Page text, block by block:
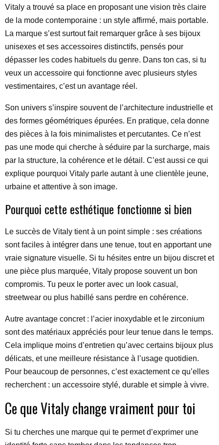
Vitaly a trouvé sa place en proposant une vision très claire
de la mode contemporaine : un style affirmé, mais portable.
La marque s’est surtout fait remarquer grâce à ses bijoux
unisexes et ses accessoires distinctifs, pensés pour
dépasser les codes habituels du genre. Dans ton cas, si tu
veux un accessoire qui fonctionne avec plusieurs styles
vestimentaires, c’est un avantage réel.
Son univers s’inspire souvent de l’architecture industrielle et
des formes géométriques épurées. En pratique, cela donne
des pièces à la fois minimalistes et percutantes. Ce n’est
pas une mode qui cherche à séduire par la surcharge, mais
par la structure, la cohérence et le détail. C’est aussi ce qui
explique pourquoi Vitaly parle autant à une clientèle jeune,
urbaine et attentive à son image.
Pourquoi cette esthétique fonctionne si bien
Le succès de Vitaly tient à un point simple : ses créations
sont faciles à intégrer dans une tenue, tout en apportant une
vraie signature visuelle. Si tu hésites entre un bijou discret et
une pièce plus marquée, Vitaly propose souvent un bon
compromis. Tu peux le porter avec un look casual,
streetwear ou plus habillé sans perdre en cohérence.
Autre avantage concret : l’acier inoxydable et le zirconium
sont des matériaux appréciés pour leur tenue dans le temps.
Cela implique moins d’entretien qu’avec certains bijoux plus
délicats, et une meilleure résistance à l’usage quotidien.
Pour beaucoup de personnes, c’est exactement ce qu’elles
recherchent : un accessoire stylé, durable et simple à vivre.
Ce que Vitaly change vraiment pour toi
Si tu cherches une marque qui te permet d’exprimer une